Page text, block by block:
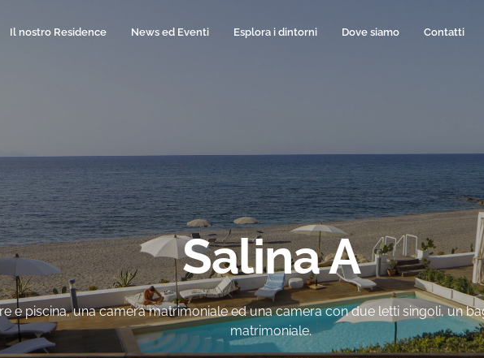
Il nostro Residence News ed Eventi Esplora i dintorni Dove siamo Contatti
Salina A
e piscina, una camera matrimoniale ed una camera con due letti singoli, un
matrimoniale.